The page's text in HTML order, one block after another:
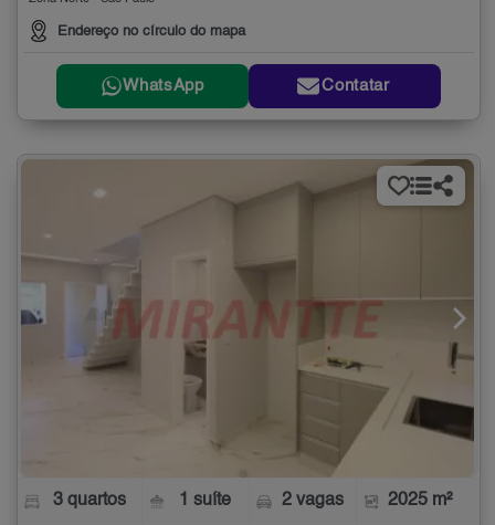
Endereço no círculo do mapa
WhatsApp Contatar
3 quartos 1 suíte 2 vagas 2025 m²